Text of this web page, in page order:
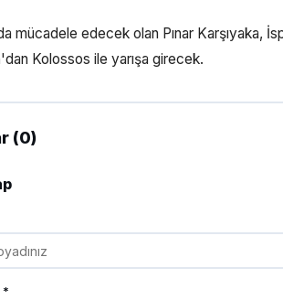
mücadele edecek olan Pınar Karşıyaka,
Kolossos ile yarışa girecek.
(0)
*